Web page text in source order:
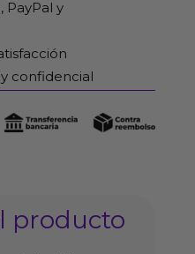
PayPal y
confidencial
producto